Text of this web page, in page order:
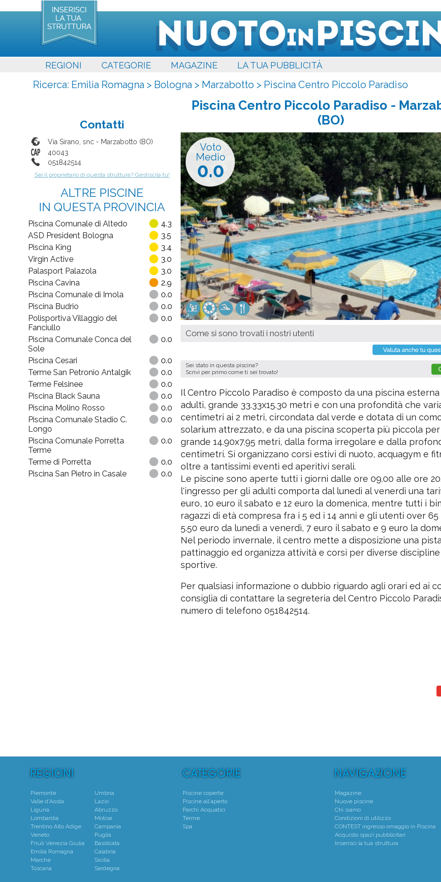
REGIONI CATEGORIE MAGAZINE LA TUA PUBBLICITÀ
Ricerca: Emilia Romagna > Bologna > Marzabotto > Piscina Centro Piccolo Paradiso
Piscina Centro Piccolo Paradiso -
(BO)
Voto
Medio
0.0
Come si sono trovati i nostri utenti
Sei stato in questa piscina?
Scrivi per primo come ti sei trovato!
Il Centro Piccolo Paradiso è composto da una piscina
adulti, grande 33.33x15.30 metri e con una profondità che
centimetri ai 2 metri, circondata dal verde e dotata di un
solarium attrezzato, e da una piscina scoperta più piccola
grande 14.90x7.95 metri, dalla forma irregolare e dalla
centimetri. Si organizzano corsi estivi di nuoto, acquagym e
oltre a tantissimi eventi ed aperitivi serali.
Le piscine sono aperte tutti i giorni dalle ore 09.00 alle ore
l'ingresso per gli adulti comporta dal lunedì al venerdì una
euro, 10 euro il sabato e 12 euro la domenica, mentre tutti i
ragazzi di età compresa fra i 5 ed i 14 anni e gli utenti over 65
5.50 euro da lunedì a venerdì, 7 euro il sabato e 9 euro la
Nel periodo invernale, il centro mette a disposizione una
pattinaggio ed organizza attività e corsi per diverse discipline
sportive.
Per qualsiasi informazione o dubbio riguardo agli orari ed ai
consiglia di contattare la segreteria del Centro Piccolo
numero di telefono 051842514.
Contatti
Via Sirano, snc - Marzabotto (BO)
40043
051842514
Sei il proprietario di questa struttura? Gestiscila tu!
ALTRE PISCINE
IN QUESTA PROVINCIA
Piscina Comunale di Altedo
4.3
ASD President Bologna
3.5
Piscina King
3.4
Virgin Active
3.0
Palasport Palazola
3.0
Piscina Cavina
2.9
Piscina Comunale di Imola
0.0
Piscina Budrio
0.0
Polisportiva Villaggio del
Fanciullo
0.0
Piscina Comunale Conca del
Sole
0.0
Piscina Cesari
0.0
Terme San Petronio Antalgik
0.0
Terme Felsinee
0.0
Piscina Black Sauna
0.0
Piscina Molino Rosso
0.0
Piscina Comunale Stadio C.
Longo
0.0
Piscina Comunale Porretta
Terme
0.0
Terme di Porretta
0.0
Piscina San Pietro in Casale
0.0
Centro Natatorio
Piemonte
Valle d'Aosta
Liguria
Lombardia
Trentino Alto Adige
Veneto
Friuli Venezia Giulia
Emilia Romagna
Marche
Toscana
Umbria
Lazio
Abruzzo
Molise
Campania
Puglia
Basilicata
Calabria
Sicilia
Sardegna
Piscine coperte
Piscine all'aperto
Parchi Acquatici
Terme
Spa
Magazine
Nuove piscine
Chi siamo
Condizioni di utilizzo
CONTEST ingresso omaggio in Piscina
Acquisto spazi pubblicitari
Inserisci la tua struttura